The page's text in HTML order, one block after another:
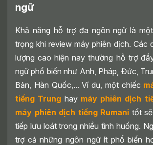
ngữ
Khả năng hỗ trợ đa ngôn ngữ là
trọng khi review máy phiên dịch. Các
lượng cao hiện nay thường hỗ trợ
ngữ phổ biến như Anh, Pháp, Đức,
Bản, Hàn Quốc,... Ví dụ, một chiếc
tiếng Trung hay máy phiên dịch
máy phiên dịch tiếng Rumani tốt
tiếp lưu loát trong nhiều tình huống.
trợ cả những ngôn ngữ ít phổ biến